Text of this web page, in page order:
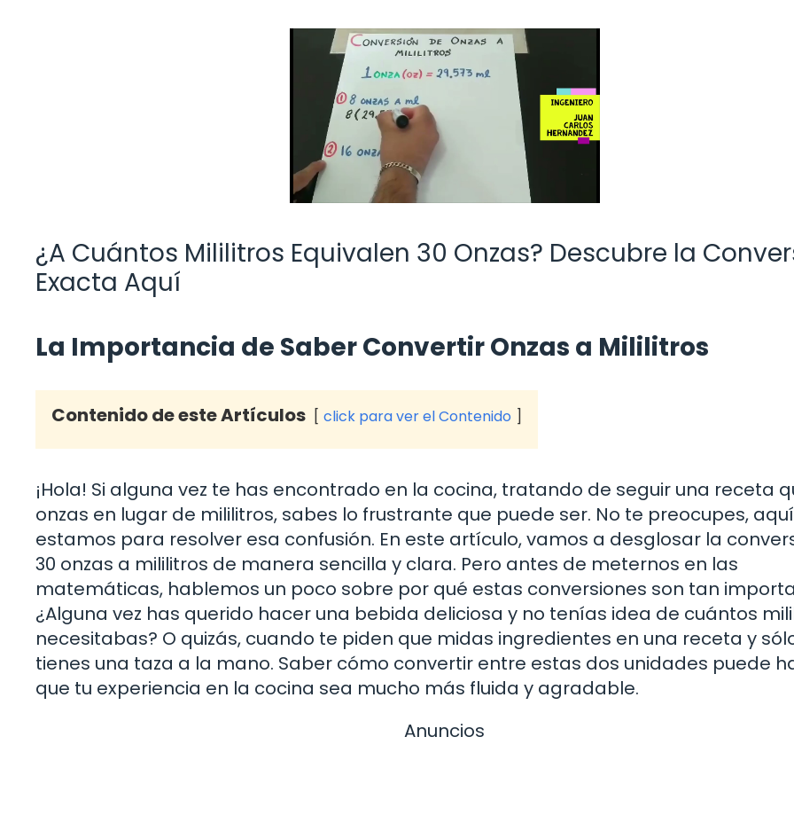
¿A Cuántos Mililitros Equivalen 30 Onzas? Descubre la
Exacta Aquí
La Importancia de Saber Convertir Onzas a Mililitros
Contenido de este Artículos click para ver el Contenido
¡Hola! Si alguna vez te has encontrado en la cocina, tratando de seguir una receta
onzas en lugar de mililitros, sabes lo frustrante que puede ser. No te preocupes, aquí
estamos para resolver esa confusión. En este artículo, vamos a desglosar la
30 onzas a mililitros de manera sencilla y clara. Pero antes de meternos en las
matemáticas, hablemos un poco sobre por qué estas conversiones son tan
¿Alguna vez has querido hacer una bebida deliciosa y no tenías idea de cuántos
necesitabas? O quizás, cuando te piden que midas ingredientes en una receta y
tienes una taza a la mano. Saber cómo convertir entre estas dos unidades puede
que tu experiencia en la cocina sea mucho más fluida y agradable.
Anuncios